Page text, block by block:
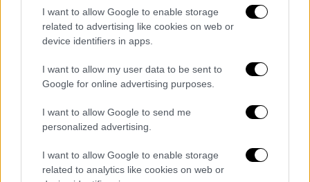
I want to allow Google to enable storage
related to advertising like cookies on web or
device identifiers in apps.
I want to allow my user data to be sent to
Google for online advertising purposes.
I want to allow Google to send me
personalized advertising.
I want to allow Google to enable storage
related to analytics like cookies on web or
Χριστουγεννιάτικα κάλαντα από την
Προεδρική Φρουρά και μαθητές στην
Κατερίνα Σακελλαροπούλου
κ. Μάντζοςπρόσθεσε ότι «η ελληνική
κυβέρνηση οφείλει αυτή τη φορά να
εκτιμήσει εις βάθος την κατάσταση, υπό το
φως του παράνομου μνημονίουΤουρκίας